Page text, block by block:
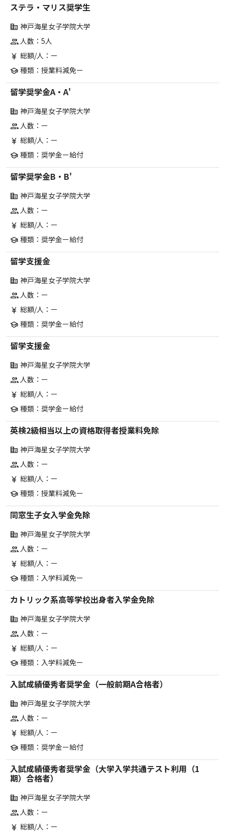
ステラ・マリス奨学生
corporate_fare 神戸海星女子学院大学
group人数：5人
currency_yen 総額/人：ー
school 種類：授業料減免ー
留学奨学金A・A'
corporate_fare 神戸海星女子学院大学
group人数：ー
currency_yen 総額/人：ー
school 種類：奨学金ー給付
留学奨学金B・B'
corporate_fare 神戸海星女子学院大学
group人数：ー
currency_yen 総額/人：ー
school 種類：奨学金ー給付
留学支援金
corporate_fare 神戸海星女子学院大学
group人数：ー
currency_yen 総額/人：ー
school 種類：奨学金ー給付
留学支援金
corporate_fare 神戸海星女子学院大学
group人数：ー
currency_yen 総額/人：ー
school 種類：奨学金ー給付
英検2級相当以上の資格取得者授業料免除
corporate_fare 神戸海星女子学院大学
group人数：ー
currency_yen 総額/人：ー
school 種類：授業料減免ー
同窓生子女入学金免除
corporate_fare 神戸海星女子学院大学
group人数：ー
currency_yen 総額/人：ー
school 種類：入学料減免ー
カトリック系高等学校出身者入学金免除
corporate_fare 神戸海星女子学院大学
group人数：ー
currency_yen 総額/人：ー
school 種類：入学料減免ー
入試成績優秀者奨学金（一般前期A合格者）
corporate_fare 神戸海星女子学院大学
group人数：ー
currency_yen 総額/人：ー
school 種類：奨学金ー給付
入試成績優秀者奨学金（大学入学共通テスト利用（1
期）合格者）
corporate_fare 神戸海星女子学院大学
group人数：ー
currency_yen 総額/人：ー